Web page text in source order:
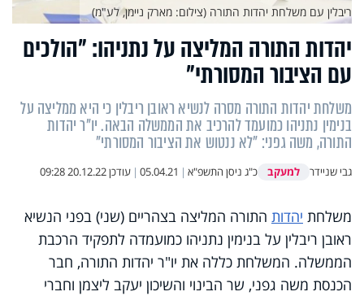
יהדות התורה המליצה על נתניהו: "הולכים
עם הציבור המסורתי"
משלחת יהדות התורה מסרה לנשיא ראובן ריבלין כי היא ממליצה על
בנימין נתניהו כמועמד להרכיב את הממשלה הבאה. יו"ר יהדות
התורה, משה גפני: "לא ננטוש את הציבור המסורתי"
גבי שניידר למעקב כ"ג ניסן התשפ"א |
05.04.21
| עודכן20.12.22 09:28
ריבלין עם משלחת יהדות התורה (צילום: מארק ניימן, לע"מ)
משלחת יהדות התורה המליצה בצהריים (שני) בפני הנשיא
ראובן ריבלין על בנימין נתניהו כמועמדה לתפקיד הרכבת
הממשלה. המשלחת כללה את יו"ר יהדות התורה, חבר
הכנסת משה גפני, שר הבינוי והשיכון יעקב ליצמן וחברי